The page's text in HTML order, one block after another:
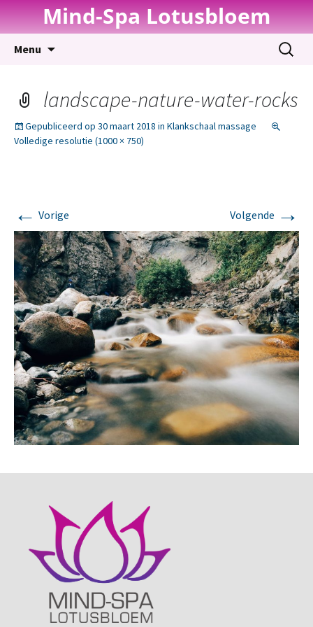
Mind-Spa Lotusbloem
Menu
Zoeken
naar:
landscape-nature-water-rocks
Gepubliceerd op 30 maart 2018 in Klankschaal massage
Volledige resolutie (1000 × 750)
← Vorige Volgende →